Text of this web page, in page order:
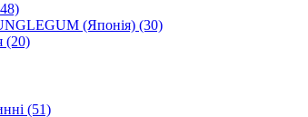
(Японія) (30)
(20)
(51)